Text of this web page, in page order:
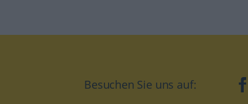
Besuchen Sie uns auf: